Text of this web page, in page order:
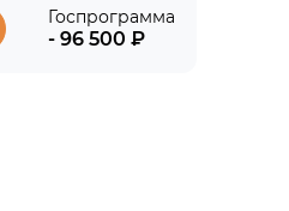
Госпрограмма
- 96 500 ₽